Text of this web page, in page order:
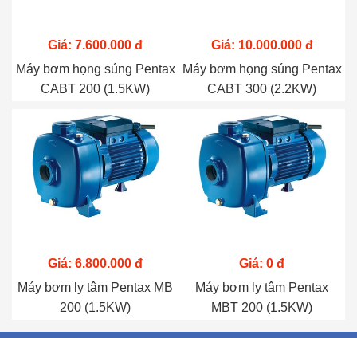
Giá: 7.600.000 đ
Máy bơm họng súng Pentax
CABT 200 (1.5KW)
Giá: 10.000.000 đ
Máy bơm họng súng Pentax
CABT 300 (2.2KW)
Giá: 6.800.000 đ
Máy bơm ly tâm Pentax MB
200 (1.5KW)
Giá: 0 đ
Máy bơm ly tâm Pentax
MBT 200 (1.5KW)